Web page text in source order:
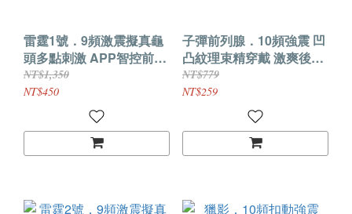
雷霆1號．9頻激震擬真龜
頭多點刺激 APP智控前列
腺高潮按摩器【仿真款】
NT$1,350
NT$450
子彈前列腺．10頻強震 凹
凸紋理束精穿戴 激爽後庭
前高按摩器
NT$779
NT$259